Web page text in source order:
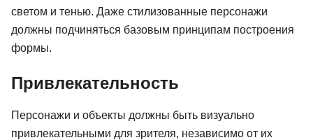
светом и тенью. Даже стилизованные персонажи
должны подчиняться базовым принципам построения
формы.
Привлекательность
Персонажи и объекты должны быть визуально
привлекательными для зрителя, независимо от их